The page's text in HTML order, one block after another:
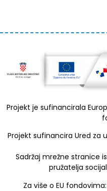
Projekt je sufinancirala
Projekt sufinancira Ured za
Sadržaj mrežne stranice
pružatelja
Za više o EU fondovima: